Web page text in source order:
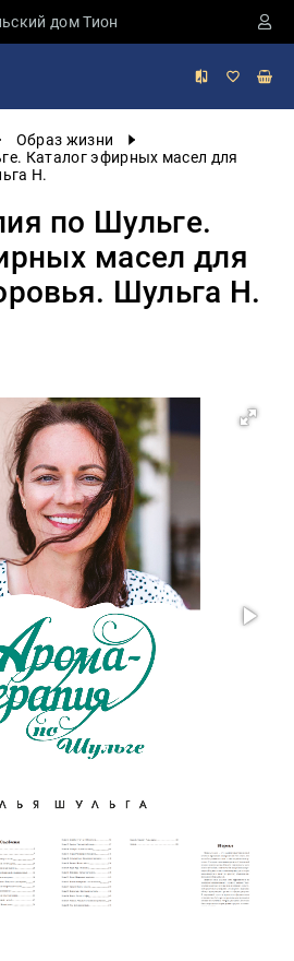
дом Тион
Образ жизни
Каталог эфирных масел для
Н.
по Шульге.
масел для
Шульга Н.